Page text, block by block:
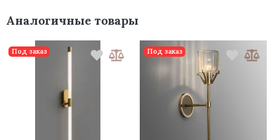
Аналогичные товары
Под заказ Под заказ